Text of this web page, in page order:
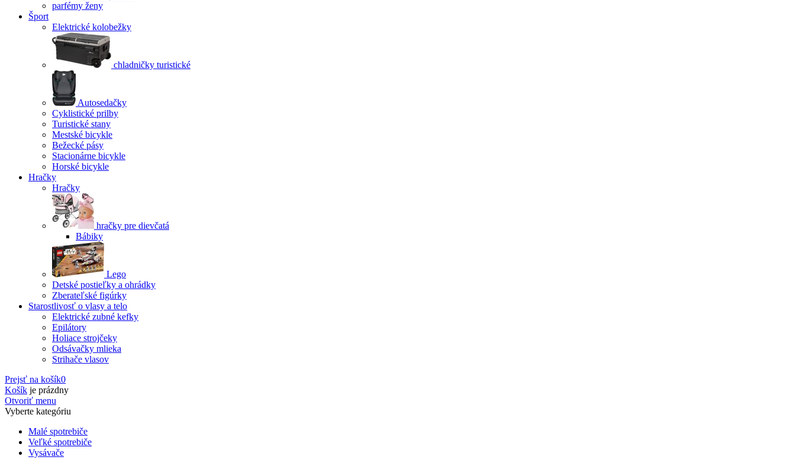
parfémy ženy
Šport
Elektrické kolobežky
chladničky turistické
Autosedačky
Cyklistické prilby
Turistické stany
Mestské bicykle
Bežecké pásy
Stacionárne bicykle
Horské bicykle
Hračky
Hračky
hračky pre dievčatá
Bábiky
Lego
Detské postieľky a ohrádky
Zberateľské figúrky
Starostlivosť o vlasy a telo
Elektrické zubné kefky
Epilátory
Holiace strojčeky
Odsávačky mlieka
Strihače vlasov
Prejsť na košík0
Košík je prázdny
Otvoriť menu
Vyberte kategóriu
Malé spotrebiče
Veľké spotrebiče
Vysávače